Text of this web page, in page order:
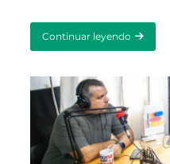
Continuar leyendo
about
de
URSS
dominio
total